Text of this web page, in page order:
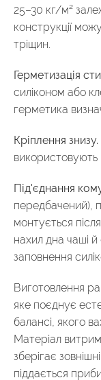
25–30 кг/м²
конструкції
тріщин.
Герметизація
силіконом або
герметика
Кріплення знизу.
Під'єднання
передбачений),
монтується
нахил дна чаші й
заповнення
Виготовлення
яке поєднує
балансі, якого
Матеріал
зберігає
піддається